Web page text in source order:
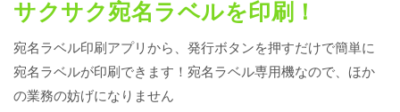
サクサク宛名ラベルを印刷！
宛名ラベル印刷アプリから、発行ボタンを押すだけで簡単に
宛名ラベルが印刷できます！宛名ラベル専用機なので、ほか
の業務の妨げになりません